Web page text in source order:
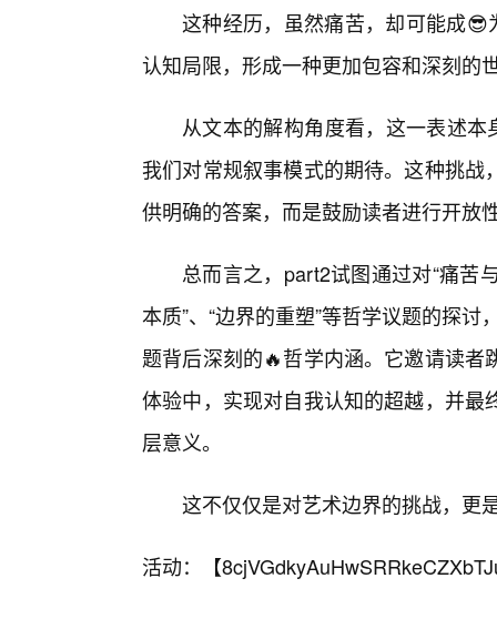
这种经历，虽然痛苦，却可能成😎
认知局限，形成一种更加包容和深刻的
从文本的解构角度看，这一表述本
我们对常规叙事模式的期待。这种挑
供明确的答案，而是鼓励读者进行开放
总而言之，part2试图通过对“痛苦
本质”、“边界的重塑”等哲学议题的探讨
题背后深刻的🔥哲学内涵。它邀请读
体验中，实现对自我认知的超越，并
层意义。
这不仅仅是对艺术边界的挑战，更
活动：【